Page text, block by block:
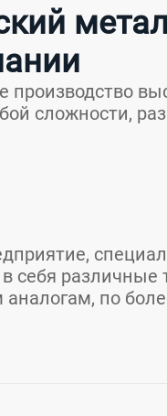
производство
сложности,
себя
по